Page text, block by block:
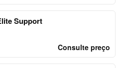
Support
Consulte preço